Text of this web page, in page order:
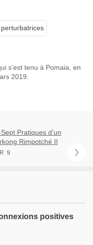
s’est tenu à Pomaia, en
2019.
Pratiques d’un
Rimpotché II
9
positives